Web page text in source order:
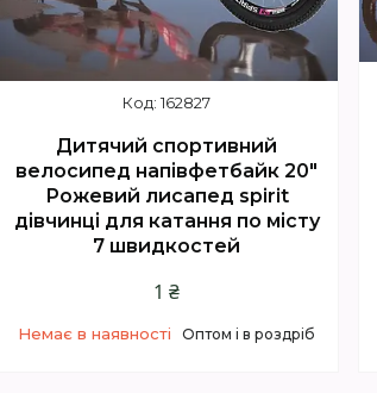
162827
Дитячий спортивний
велосипед напівфетбайк 20"
Рожевий лисапед spirit
дівчинці для катання по місту
7 швидкостей
1 ₴
Немає в наявності Оптом і в роздріб